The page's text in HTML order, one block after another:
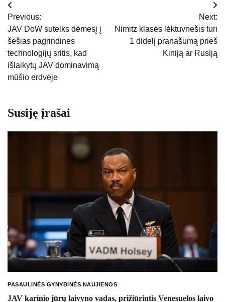
Navigacija
tarp
įrašų
Previous:
JAV DoW sutelks dėmesį į
šešias pagrindines
technologijų sritis, kad
išlaikytų JAV dominavimą
mūšio erdvėje
Next:
Nimitz klasės lėktuvnešis turi
1 didelį pranašumą prieš
Kiniją ar Rusiją
Susiję įrašai
PASAULINĖS GYNYBINĖS NAUJIENOS
JAV karinio jūrų laivyno vadas, prižiūrintis Venesuelos laivo